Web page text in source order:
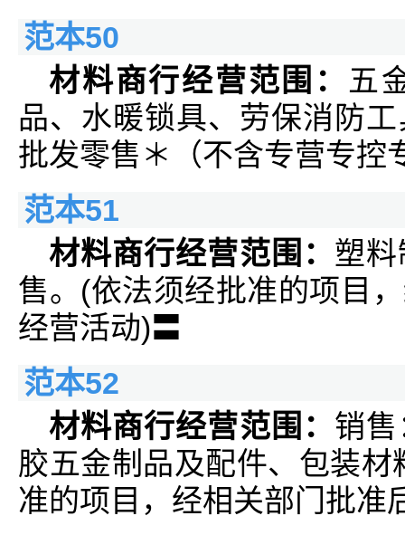
范本50
材料商行经营范围： 五
品、水暖锁具、劳保消防
批发零售＊（不含专营专控
范本51
材料商行经营范围： 塑
售。(依法须经批准的项目
经营活动)〓
范本52
材料商行经营范围： 销
胶五金制品及配件、包装
准的项目，经相关部门批准